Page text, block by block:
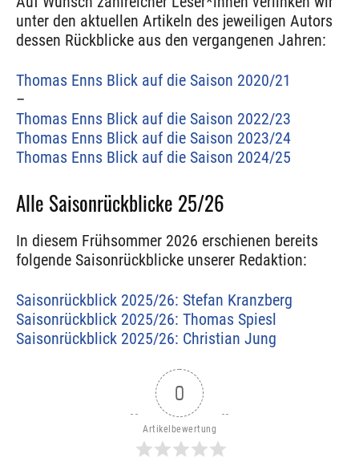
unter den aktuellen Artikeln des jeweiligen Autors
dessen Rückblicke aus den vergangenen Jahren:
Thomas Enns Blick auf die Saison 2020/21
–
Thomas Enns Blick auf die Saison 2022/23
Thomas Enns Blick auf die Saison 2023/24
Thomas Enns Blick auf die Saison 2024/25
Alle Saisonrückblicke 25/26
In diesem Frühsommer 2026 erschienen bereits
folgende Saisonrückblicke unserer Redaktion:
Saisonrückblick 2025/26: Stefan Kranzberg
Saisonrückblick 2025/26: Thomas Spiesl
Saisonrückblick 2025/26: Christian Jung
0
Artikelbewertung